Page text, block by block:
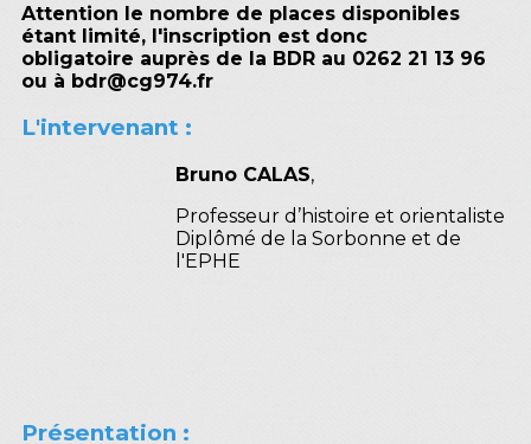
Attention le nombre de places disponibles
étant limité, l'inscription est donc
obligatoire auprès de la BDR au 0262 21 13 96
ou à bdr@cg974.fr
L'intervenant :
Bruno CALAS,
Professeur d’histoire et orientaliste
Diplômé de la Sorbonne et de
l'EPHE
Présentation :